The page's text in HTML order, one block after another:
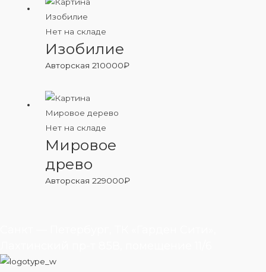
Нет на складе
Изобилие
Авторская210000₽
Нет на складе
Мировое
древо
Авторская229000₽